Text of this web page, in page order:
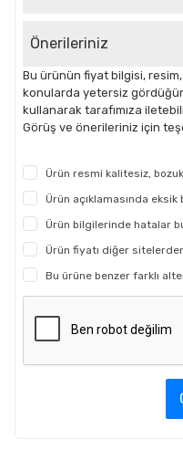
Önerileriniz
Bu ürünün fiyat bilgisi,
konularda yetersiz
kullanarak tarafımıza
Görüş ve önerileriniz için
Ürün resmi kalitesiz,
Ürün açıklamasında
Ürün bilgilerinde hatalar
Ürün fiyatı diğer
Bu ürüne benzer farklı